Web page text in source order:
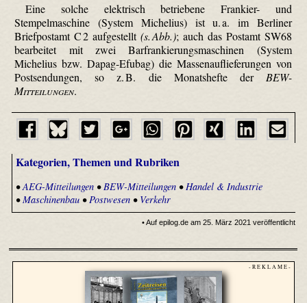
Eine solche elektrisch betriebene Frankier- und
Stempelmaschine (System Michelius) ist u. a. im Berliner
Briefpostamt C 2 aufgestellt(s. Abb.); auch das Postamt SW68
bearbeitet mit zwei Bar­frankierung­smaschinen (System
Michelius bzw. Dapag-Efubag) die Massen­aufliefe­rungen von
Postsendungen, so z. B. die Monatshefte der BEW-
Mitteilungen.
Kategorien, Themen und Rubriken
•AEG-Mitteilungen• BEW-Mitteilungen• Handel & Industrie
•Maschinenbau• Postwesen• Verkehr
• Auf epilog.de am 25. März 2021 veröffentlicht
- R E K L A M E -